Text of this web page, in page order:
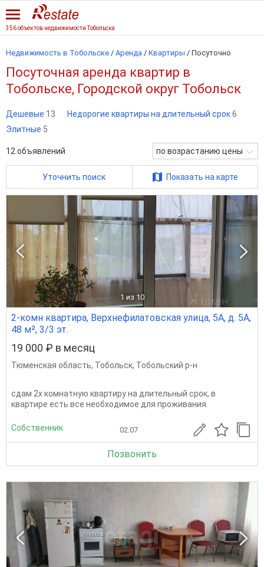
356 объектов недвижимости Тобольска
Недвижимость в Тобольске / Аренда / Квартиры / Посуточно
Посуточная аренда квартир в
Тобольске, Городской округ Тобольск
Дешевые 13 Недорогие квартиры на длительный срок6
Элитные 5
12 объявлений по возрастанию цены
Уточнить поиск Показать на карте
1 из 10
2-комн квартира, Верхнефилатовская улица, 5А, д. 5А,
48 м², 3/3 эт.
19 000 ₽ в месяц
Тюменская область, Тобольск, Тобольский р-н
сдам 2х комнатную квартиру на длительный срок, в
квартире есть все необходимое для проживания.
Собственник 02.07
Позвонить